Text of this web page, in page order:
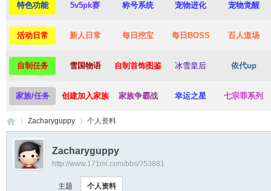
特色功能 5v5pk赛 称号系统 宠物进化 宠物觉醒
活动日常 新人日常 每日挖宝 每日BOSS 百人道场
自制任务 雪国物语 自制首饰图鉴 冰雪皇后 依代up
家族/任务 创建加入家族 家族争霸战 幸运之星 七宗罪系列
›
Zacharyguppy 个人资料
Zacharyguppy
http://www.171ml.com/bbs/?53881
主题 个人资料